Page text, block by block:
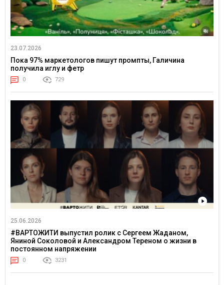
23.07.2026
Пока 97% маркетологов пишут промпты, Галичина
получила иглу и фетр
0 729
25.06.2026
#ВАРТОЖИТИ выпустил ролик с Сергеем Жаданом,
Яниной Соколовой и Александром Тереном о жизни в
постоянном напряжении
0 3231